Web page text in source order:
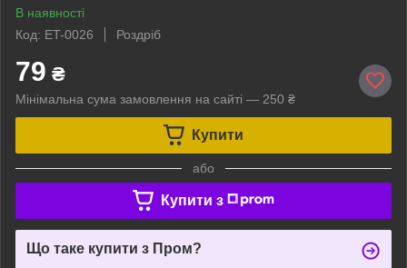
В наявності
Код: ET-0026
Роздріб
79 ₴
Мінімальна сума замовлення на сайті — 250 ₴
Купити
або
Купити з
Що таке купити з Пром?